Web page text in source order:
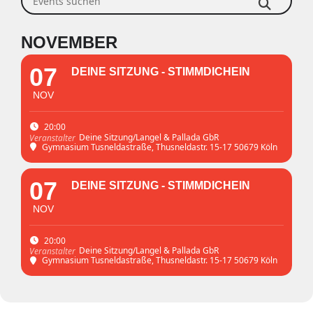
NOVEMBER
20:00
Veranstalter Deine Sitzung/Langel & Pallada GbR
Gymnasium Tusneldastraße, Thusneldastr. 15-17 50679 Köln
07
NOV
DEINE SITZUNG - STIMMDICHEIN
20:00
Veranstalter Deine Sitzung/Langel & Pallada GbR
Gymnasium Tusneldastraße, Thusneldastr. 15-17 50679 Köln
07
NOV
DEINE SITZUNG - STIMMDICHEIN